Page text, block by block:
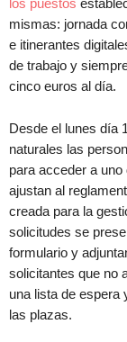
los puestos
mismas: jornada
e itinerantes
de trabajo y
cinco euros al día.
Desde el lunes día
naturales las
para acceder a
ajustan al
creada para la
solicitudes se
formulario y
solicitantes que no
una lista de espera
las plazas.